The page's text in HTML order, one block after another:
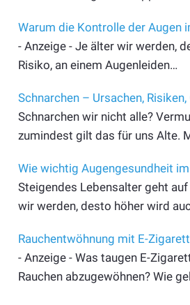
Warum die Kontrolle der Augen
- Anzeige - Je älter wir werden,
Risiko, an einem Augenleiden…
Schnarchen – Ursachen,
Schnarchen wir nicht alle?
zumindest gilt das für uns Alte.
Wie wichtig Augengesundheit
Steigendes Lebensalter geht
wir werden, desto höher wird
Rauchentwöhnung mit E-
- Anzeige - Was taugen E-
Rauchen abzugewöhnen? Wie